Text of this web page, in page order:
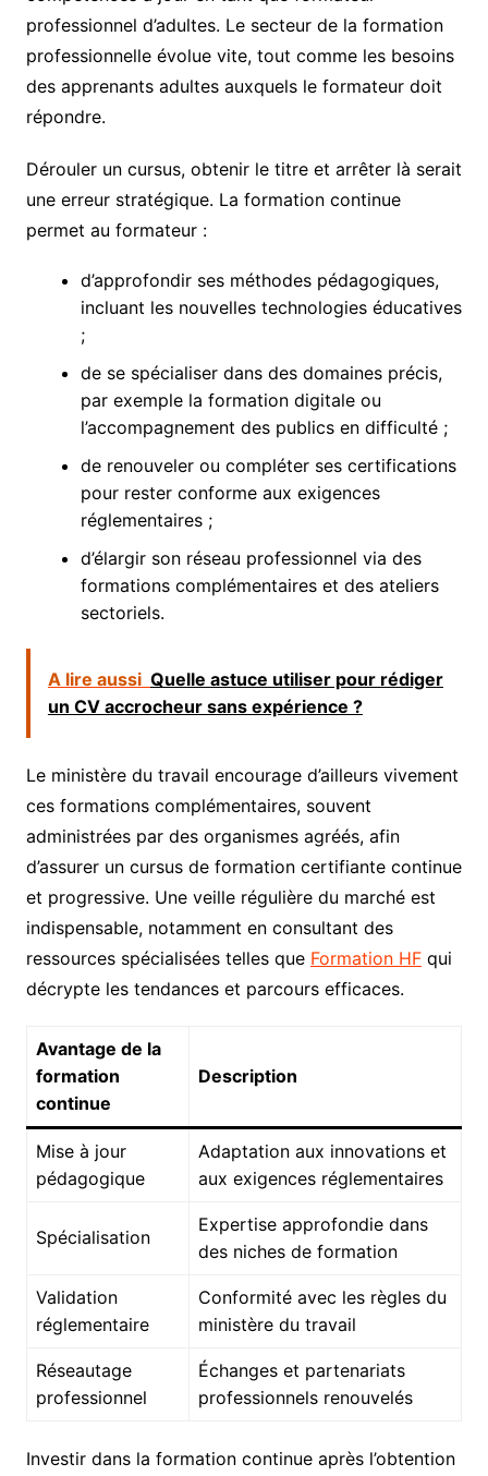
professionnel d’adultes. Le secteur de la formation
professionnelle évolue vite, tout comme les besoins
des apprenants adultes auxquels le formateur doit
répondre.
Dérouler un cursus, obtenir le titre et arrêter là serait
une erreur stratégique. La formation continue
permet au formateur :
d’approfondir ses méthodes pédagogiques,
incluant les nouvelles technologies éducatives
;
de se spécialiser dans des domaines précis,
par exemple la formation digitale ou
l’accompagnement des publics en difficulté ;
de renouveler ou compléter ses certifications
pour rester conforme aux exigences
réglementaires ;
d’élargir son réseau professionnel via des
formations complémentaires et des ateliers
sectoriels.
A lire aussi Quelle astuce utiliser pour rédiger
un CV accrocheur sans expérience ?
Le ministère du travail encourage d’ailleurs vivement
ces formations complémentaires, souvent
administrées par des organismes agréés, afin
d’assurer un cursus de formation certifiante continue
et progressive. Une veille régulière du marché est
indispensable, notamment en consultant des
ressources spécialisées telles que Formation HFqui
décrypte les tendances et parcours efficaces.
Avantage de la
formation
continue
Description
Mise à jour
pédagogique
Adaptation aux innovations et
aux exigences réglementaires
Spécialisation
Expertise approfondie dans
des niches de formation
Validation
réglementaire
Conformité avec les règles du
ministère du travail
Réseautage
professionnel
Échanges et partenariats
professionnels renouvelés
Investir dans la formation continue après l’obtention